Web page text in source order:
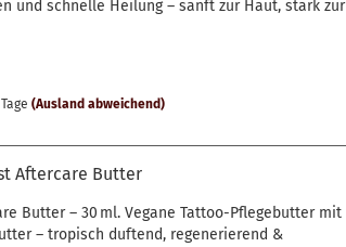
und schnelle Heilung – sanft zur Haut, stark zur
(Ausland abweichend)
Aftercare Butter
Butter – 30 ml. Vegane Tattoo-Pflegebutter mit
– tropisch duftend, regenerierend &